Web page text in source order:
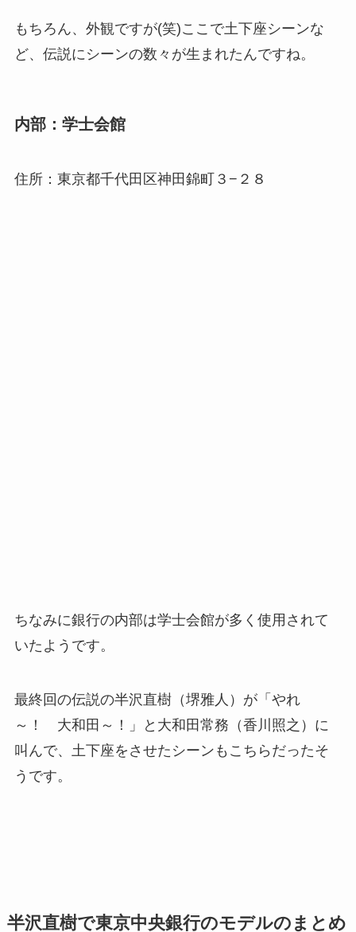
もちろん、外観ですが(笑)ここで土下座シーンな
ど、伝説にシーンの数々が生まれたんですね。
内部：学士会館
住所：東京都千代田区神田錦町３−２８
ちなみに銀行の内部は学士会館が多く使用されて
いたようです。
最終回の伝説の半沢直樹（堺雅人）が「やれ
～！ 大和田～！」と大和田常務（香川照之）に
叫んで、土下座をさせたシーンもこちらだったそ
うです。
半沢直樹で東京中央銀行のモデルのまとめ